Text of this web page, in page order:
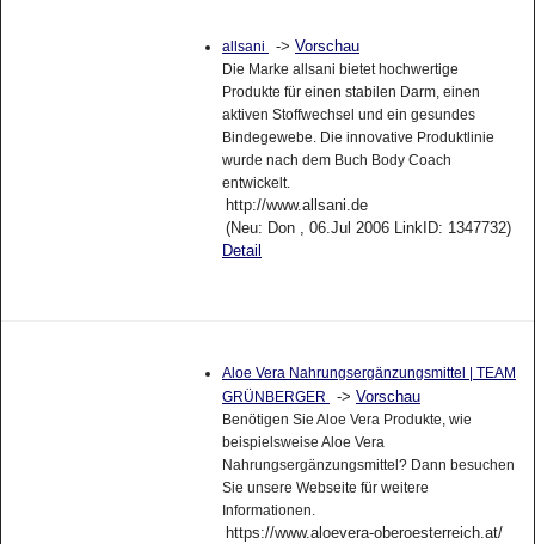
allsani -> Vorschau
Die Marke allsani bietet hochwertige
Produkte für einen stabilen Darm, einen
aktiven Stoffwechsel und ein gesundes
Bindegewebe. Die innovative Produktlinie
wurde nach dem Buch Body Coach
entwickelt.
http://www.allsani.de
(Neu: Don , 06.Jul 2006 LinkID: 1347732)
Detail
Aloe Vera Nahrungsergänzungsmittel | TEAM
GRÜNBERGER
-> Vorschau
Benötigen Sie Aloe Vera Produkte, wie
beispielsweise Aloe Vera
Nahrungsergänzungsmittel? Dann besuchen
Sie unsere Webseite für weitere
Informationen.
https://www.aloevera-oberoesterreich.at/